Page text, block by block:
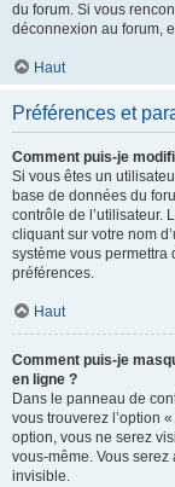
du forum. Si vous
déconnexion au forum,
Haut
Préférences et
Comment puis-je
Si vous êtes un
base de données du
contrôle de l’utilisateur.
cliquant sur votre nom
système vous permettra
préférences.
Haut
Comment puis-je
en ligne ?
Dans le panneau de
vous trouverez l’option
option, vous ne serez
vous-même. Vous
invisible.